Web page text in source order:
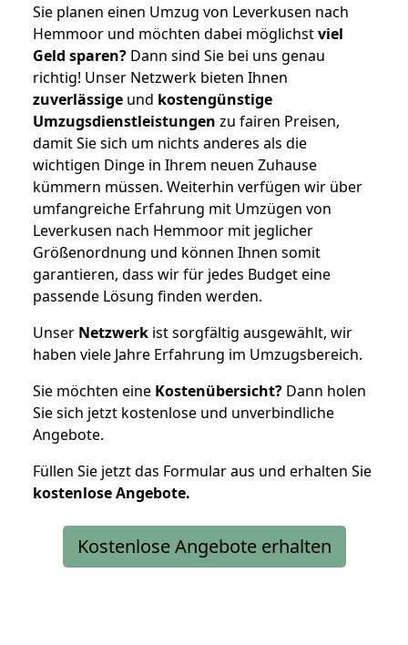
Sie planen einen Umzug von Leverkusen nach
Hemmoor und möchten dabei möglichstviel
Geld sparen? Dann sind Sie bei uns genau
richtig! Unser Netzwerk bieten Ihnen
zuverlässige und kostengünstige
Umzugsdienstleistungen zu fairen Preisen,
damit Sie sich um nichts anderes als die
wichtigen Dinge in Ihrem neuen Zuhause
kümmern müssen. Weiterhin verfügen wir über
umfangreiche Erfahrung mit Umzügen von
Leverkusen nach Hemmoor mit jeglicher
Größenordnung und können Ihnen somit
garantieren, dass wir für jedes Budget eine
passende Lösung finden werden.
Unser Netzwerk ist sorgfältig ausgewählt, wir
haben viele Jahre Erfahrung im Umzugsbereich.
Sie möchten eine Kostenübersicht? Dann holen
Sie sich jetzt kostenlose und unverbindliche
Angebote.
Füllen Sie jetzt das Formular aus und erhalten Sie
kostenloseAngebote.
Kostenlose Angebote erhalten